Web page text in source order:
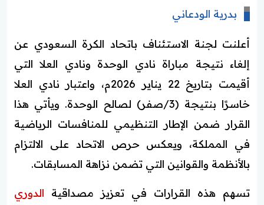
بدرية الودعاني
أعلنت لجنة الاستئناف باتحاد الكرة السعودي عن
إلغاء نتيجة مباراة نادي الوحدة ونادي العلا التي
أقيمت بتاريخ 22 يناير 2026م، واعتبار نادي العلا
خاسرًا بنتيجة (3/صفر) لصالح الوحدة. ويأتي هذا
القرار ضمن الإطار التنظيمي للمنافسات الرياضية
في المملكة، ويعكس حرص الاتحاد على الالتزام
بالأنظمة والقوانين التي تضمن نزاهة المسابقات.
تسهم هذه القرارات في تعزيز مصداقية الدوري